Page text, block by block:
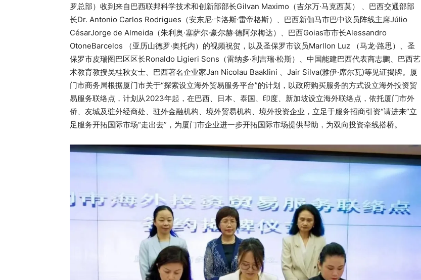
罗总部）收到来自巴西联邦科学技术和创新部部长Gilvan Maximo（吉尔万·马克西莫） 、巴西交通部部
长Dr. Antonio Carlos Rodrigues（安东尼·卡洛斯·雷帝格斯）、巴西新伽马市巴中议员阵线主席Júlio
CésarJorge de Almeida（朱利奥·塞萨尔·豪尔赫·德阿尔梅达）、巴西Goias市市长Alessandro
OtoneBarcelos （亚历山德罗·奥托内）的视频祝贺，以及圣保罗市议员Marllon Luz （马龙·路思）、圣
保罗市皮瑞图巴区区长Ronaldo Ligieri Sons（雷纳多·利吉瑞·松斯）、中国能建巴西代表商志鵬、巴西艺
术教育教授吴桂秋女士、巴西著名企业家Jan Nicolau Baaklini 、Jair Silva(雅伊·席尔瓦)等见证揭牌。厦
门市商务局根据厦门市关于“探索设立海外贸易服务平台”的计划，以政府购买服务的方式设立海外投资贸
易服务联络点，计划从2023年起，在巴西、日本、泰国、印度、新加坡设立海外联络点，依托厦门市外
侨、友城及驻外经商处、驻外金融机构、境外贸易机构、境外投资企业，立足于服务招商引资“请进来”立
足服务开拓国际市场“走出去”，为厦门市企业进一步开拓国际市场提供帮助，为双向投资牵线搭桥。